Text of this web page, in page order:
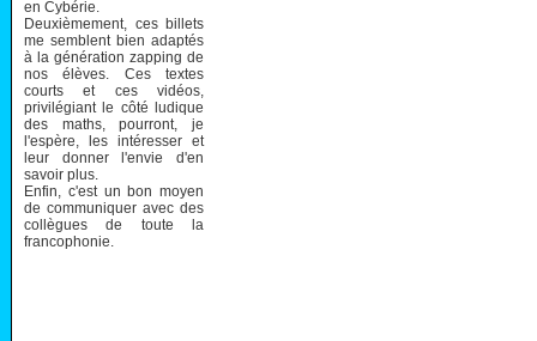
en Cybérie.
Deuxièmement, ces billets
me semblent bien adaptés
à la génération zapping de
nos élèves. Ces textes
courts et ces vidéos,
privilégiant le côté ludique
des maths, pourront, je
l'espère, les intéresser et
leur donner l'envie d'en
savoir plus.
Enfin, c'est un bon moyen
de communiquer avec des
collègues de toute la
francophonie.